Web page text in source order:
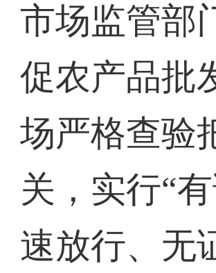
市场监管部
促农产品批
场严格查验
关，实行“
速放行、无